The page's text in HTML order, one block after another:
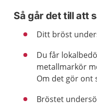
Så går det till att
Ditt bröst
Du får
metallmarkör
Om det gör ont
Bröstet